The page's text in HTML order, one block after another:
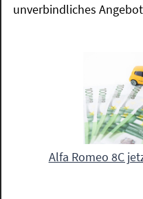
unverbindliches
Alfa Romeo 8C